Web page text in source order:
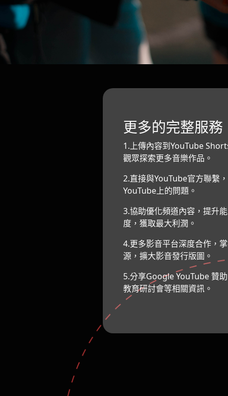
更多的完整服務
1.上傳內容到YouTube
觀眾探索更多音樂作品。
2.直接與YouTube官方聯繫
YouTube上的問題。
3.協助優化頻道內容，提升
度，獲取最大利潤。
4.更多影音平台深度合作，
源，擴大影音發行版圖。
5.分享Google YouTube 贊
教育研討會等相關資訊。